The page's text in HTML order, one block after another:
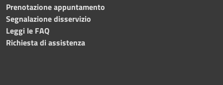
Prenotazione appuntamento
Segnalazione disservizio
Leggi le FAQ
Richiesta di assistenza